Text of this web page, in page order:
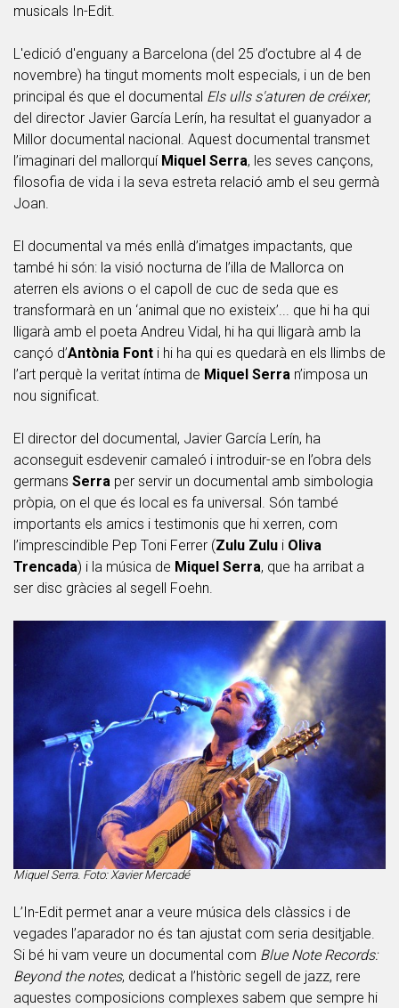
musicals In-Edit.
L'edició d'enguany a Barcelona (del 25 d’octubre al 4 de
novembre) ha tingut moments molt especials, i un de ben
principal és que el documental Els ulls s'aturen de créixer,
del director Javier García Lerín, ha resultat el guanyador a
Millor documental nacional. Aquest documental transmet
l’imaginari del mallorquí Miquel Serra, les seves cançons,
filosofia de vida i la seva estreta relació amb el seu germà
Joan.
El documental va més enllà d’imatges impactants, que
també hi són: la visió nocturna de l’illa de Mallorca on
aterren els avions o el capoll de cuc de seda que es
transformarà en un ‘animal que no existeix’... que hi ha qui
lligarà amb el poeta Andreu Vidal, hi ha qui lligarà amb la
cançó d’Antònia Font i hi ha qui es quedarà en els llimbs de
l’art perquè la veritat íntima de Miquel Serra n’imposa un
nou significat.
El director del documental, Javier García Lerín, ha
aconseguit esdevenir camaleó i introduir-se en l’obra dels
germans Serra per servir un documental amb simbologia
pròpia, on el que és local es fa universal. Són també
importants els amics i testimonis que hi xerren, com
l’imprescindible Pep Toni Ferrer (Zulu Zulu i Oliva
Trencada) i la música de Miquel Serra, que ha arribat a
ser disc gràcies al segell Foehn.
Miquel Serra. Foto: Xavier Mercadé
L’In-Edit permet anar a veure música dels clàssics i de
vegades l’aparador no és tan ajustat com seria desitjable.
Si bé hi vam veure un documental com Blue Note Records:
Beyond the notes, dedicat a l’històric segell de jazz, rere
aquestes composicions complexes sabem que sempre hi